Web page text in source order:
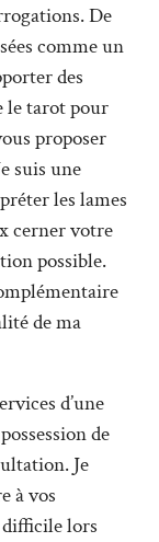
De
comme un
des
le tarot pour
proposer
suis une
les lames
cerner votre
possible.
de ma
d’une
de
Je
à vos
lors